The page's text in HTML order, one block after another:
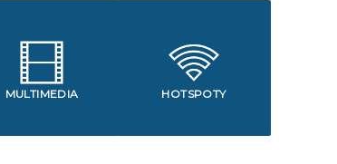
MULTIMEDIA HOTSPOTY